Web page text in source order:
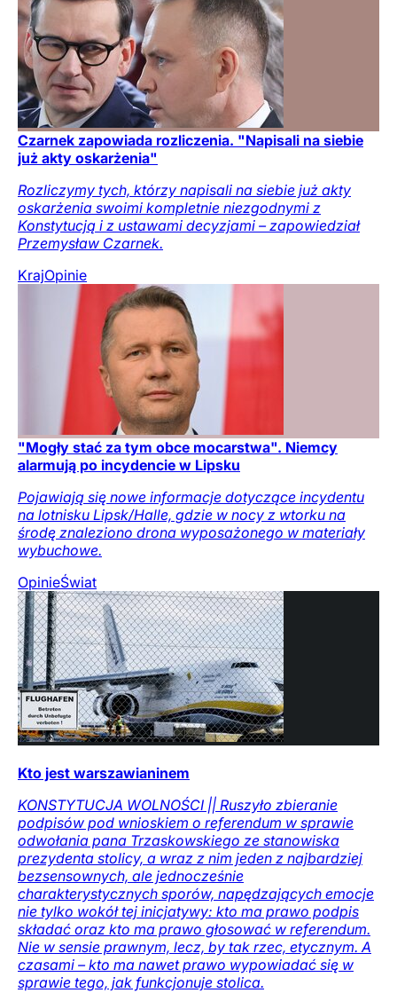
Czarnek zapowiada rozliczenia. "Napisali na siebie
już akty oskarżenia"
Rozliczymy tych, którzy napisali na siebie już akty
oskarżenia swoimi kompletnie niezgodnymi z
Konstytucją i z ustawami decyzjami – zapowiedział
Przemysław Czarnek.
KrajOpinie
"Mogły stać za tym obce mocarstwa". Niemcy
alarmują po incydencie w Lipsku
Pojawiają się nowe informacje dotyczące incydentu
na lotnisku Lipsk/Halle, gdzie w nocy z wtorku na
środę znaleziono drona wyposażonego w materiały
wybuchowe.
OpinieŚwiat
Kto jest warszawianinem
KONSTYTUCJA WOLNOŚCI || Ruszyło zbieranie
podpisów pod wnioskiem o referendum w sprawie
odwołania pana Trzaskowskiego ze stanowiska
prezydenta stolicy, a wraz z nim jeden z najbardziej
bezsensownych, ale jednocześnie
charakterystycznych sporów, napędzających emocje
nie tylko wokół tej inicjatywy: kto ma prawo podpis
składać oraz kto ma prawo głosować w referendum.
Nie w sensie prawnym, lecz, by tak rzec, etycznym. A
czasami – kto ma nawet prawo wypowiadać się w
sprawie tego, jak funkcjonuje stolica.